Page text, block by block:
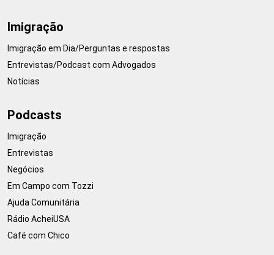
Imigração
Imigração em Dia/Perguntas e respostas
Entrevistas/Podcast com Advogados
Notícias
Podcasts
Imigração
Entrevistas
Negócios
Em Campo com Tozzi
Ajuda Comunitária
Rádio AcheiUSA
Café com Chico